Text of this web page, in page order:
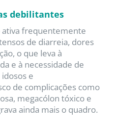
debilitantes
ativa frequentemente
de diarreia, dores
o que leva à
e à necessidade de
e
de complicações como
megacólon tóxico e
ainda mais o quadro.